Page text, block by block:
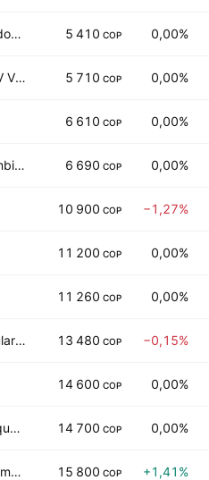
Alimentos Derivados de la Cana SA 5 410 COP 0,00%
Banco Comercial AV Villas SA Pfd Series 051 5 710 COP 0,00%
6 610 COP 0,00%
Bolsa Mercantil de Colombia SA 6 690 COP 0,00%
10 900 COP −1,27%
11 200 COP 0,00%
11 260 COP 0,00%
Titulos Particpativos Titularizacion TIN 13 480 COP −0,15%
14 600 COP 0,00%
Compania de Empaques SA 14 700 COP 0,00%
Bolsa de Valores de Colombia S.A. 15 800 COP +1,41%